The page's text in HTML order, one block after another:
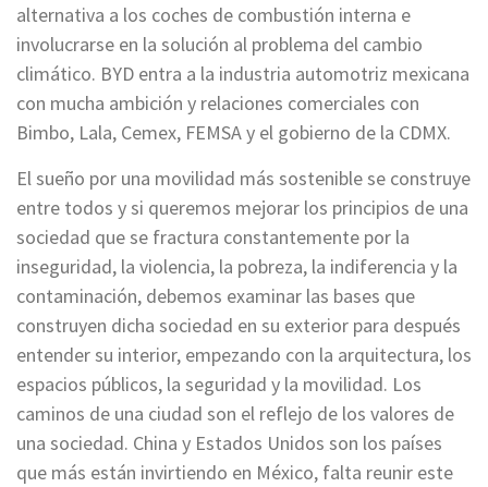
alternativa a los coches de combustión interna e
involucrarse en la solución al problema del cambio
climático. BYD entra a la industria automotriz mexicana
con mucha ambición y relaciones comerciales con
Bimbo, Lala, Cemex, FEMSA y el gobierno de la CDMX.
El sueño por una movilidad más sostenible se construye
entre todos y si queremos mejorar los principios de una
sociedad que se fractura constantemente por la
inseguridad, la violencia, la pobreza, la indiferencia y la
contaminación, debemos examinar las bases que
construyen dicha sociedad en su exterior para después
entender su interior, empezando con la arquitectura, los
espacios públicos, la seguridad y la movilidad. Los
caminos de una ciudad son el reflejo de los valores de
una sociedad. China y Estados Unidos son los países
que más están invirtiendo en México, falta reunir este